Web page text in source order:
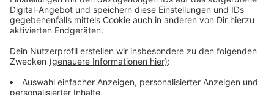
bleiben!
Verpass' nichts mehr - mit unserem kostenlosen
ANTENNE BAYERN Newsletter. Ob Nachrichten,
Lifestyle oder unsere neuesten Aktionen - wir
informieren dich.